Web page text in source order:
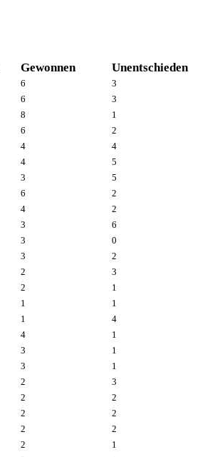
Gewonnen Unentschieden
6 3
6 3
8 1
6 2
4 4
4 5
3 5
6 2
4 2
3 6
3 0
3 2
2 3
2 1
1 1
1 4
4 1
3 1
3 1
2 3
2 2
2 2
2 2
2 1